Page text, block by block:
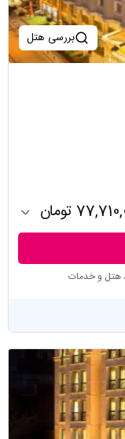
بررسی هتل
تومان
هتل و خدمات